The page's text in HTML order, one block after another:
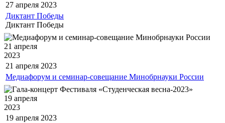
27 апреля 2023
Диктант Победы
Диктант Победы
21 апреля
2023
21 апреля 2023
Медиафорум и семинар-совещание Минобрнауки России
19 апреля
2023
19 апреля 2023